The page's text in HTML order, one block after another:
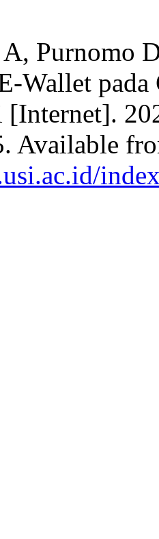
Purnomo
Wallet
Available